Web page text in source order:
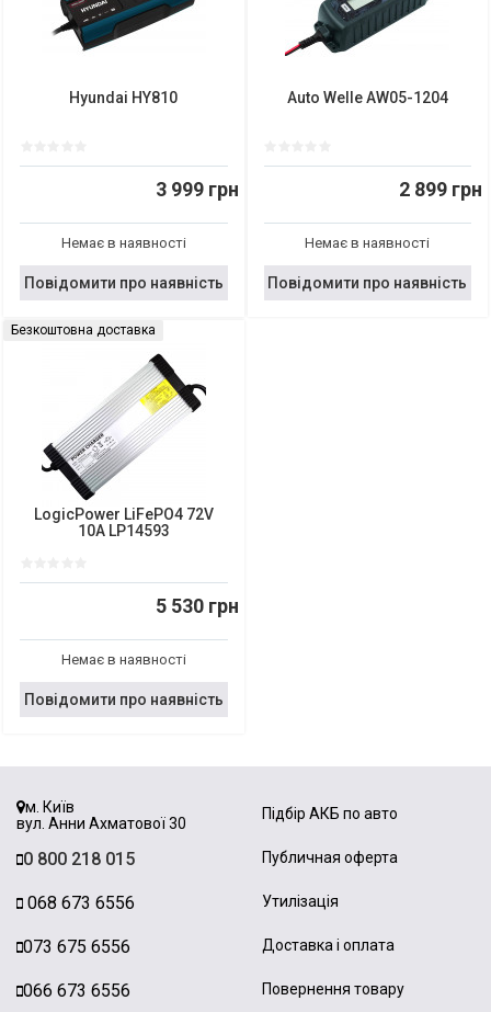
Hyundai HY810
3 999 грн
Немає в наявності
Повідомити про наявність
Auto Welle AW05-1204
2 899 грн
Немає в наявності
Повідомити про наявність
Безкоштовна доставка
LogicPower LiFePO4 72V
10A LP14593
5 530 грн
Немає в наявності
Повідомити про наявність
м. Київ
вул. Анни Ахматової 30
0 800 218 015
068 673 6556
073 675 6556
066 673 6556
Підбір АКБ по авто
Публичная оферта
Утилізація
Доставка і оплата
Повернення товару